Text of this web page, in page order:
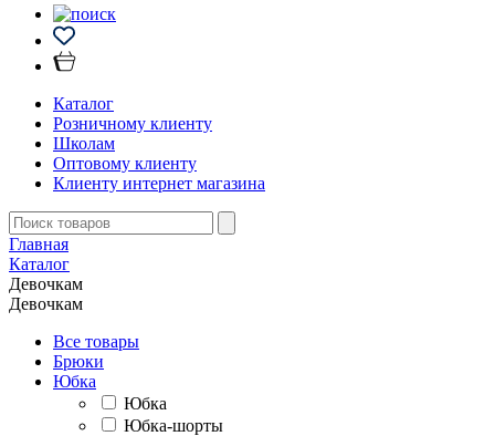
Каталог
Розничному клиенту
Школам
Оптовому клиенту
Клиенту интернет магазина
Главная
Каталог
Девочкам
Девочкам
Все товары
Брюки
Юбка
Юбка
Юбка-шорты